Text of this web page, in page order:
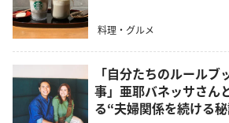
料理・グルメ
「自分たちのルール
事」亜耶バネッサさん
る“夫婦関係を続ける